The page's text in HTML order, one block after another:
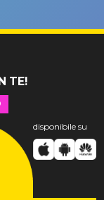
TE!
disponibile su